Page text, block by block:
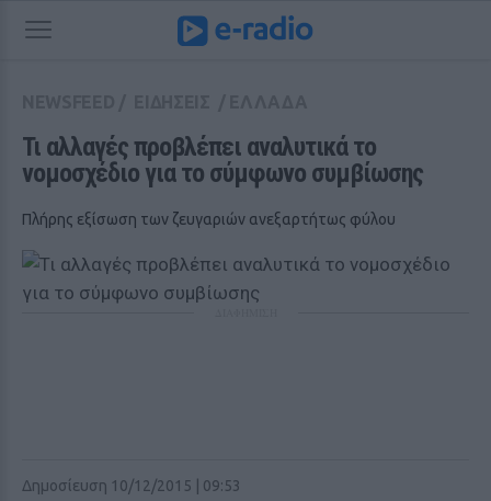
Τι αλλαγές προβλέπει αναλυτικά το
νομοσχέδιο για το σύμφωνο συμβίωσης
Πλήρης εξίσωση των ζευγαριών ανεξαρτήτως φύλου
Δημοσίευση 10/12/2015 | 09:53